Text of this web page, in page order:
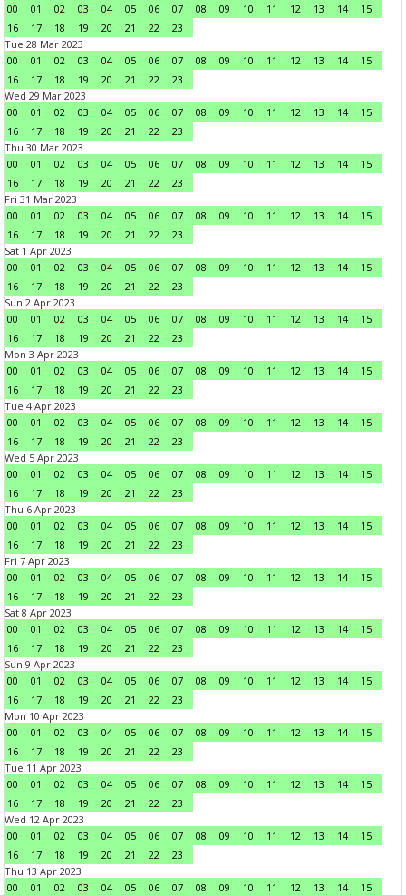
00
01 02 03 04 05 06 07 08 09 10 11 12 13 14
15
16
17 18 19 20 21 22
23
Tue 28 Mar 2023
00
01 02 03 04 05 06 07 08 09 10 11 12 13 14
15
16
17 18 19 20 21 22
23
Wed 29 Mar 2023
00
01 02 03 04 05 06 07 08 09 10 11 12 13 14
15
16
17 18 19 20 21 22
23
Thu 30 Mar 2023
00
01 02 03 04 05 06 07 08 09 10 11 12 13 14
15
16
17 18 19 20 21 22
23
Fri 31 Mar 2023
00
01 02 03 04 05 06 07 08 09 10 11 12 13 14
15
16
17 18 19 20 21 22
23
Sat 1 Apr 2023
00
01 02 03 04 05 06 07 08 09 10 11 12 13 14
15
16
17 18 19 20 21 22
23
Sun 2 Apr 2023
00
01 02 03 04 05 06 07 08 09 10 11 12 13 14
15
16
17 18 19 20 21 22
23
Mon 3 Apr 2023
00
01 02 03 04 05 06 07 08 09 10 11 12 13 14
15
16
17 18 19 20 21 22
23
Tue 4 Apr 2023
00
01 02 03 04 05 06 07 08 09 10 11 12 13 14
15
16
17 18 19 20 21 22
23
Wed 5 Apr 2023
00
01 02 03 04 05 06 07 08 09 10 11 12 13 14
15
16
17 18 19 20 21 22
23
Thu 6 Apr 2023
00
01 02 03 04 05 06 07 08 09 10 11 12 13 14
15
16
17 18 19 20 21 22
23
Fri 7 Apr 2023
00
01 02 03 04 05 06 07 08 09 10 11 12 13 14
15
16
17 18 19 20 21 22
23
Sat 8 Apr 2023
00
01 02 03 04 05 06 07 08 09 10 11 12 13 14
15
16
17 18 19 20 21 22
23
Sun 9 Apr 2023
00
01 02 03 04 05 06 07 08 09 10 11 12 13 14
15
16
17 18 19 20 21 22
23
Mon 10 Apr 2023
00
01 02 03 04 05 06 07 08 09 10 11 12 13 14
15
16
17 18 19 20 21 22
23
Tue 11 Apr 2023
00
01 02 03 04 05 06 07 08 09 10 11 12 13 14
15
16
17 18 19 20 21 22
23
Wed 12 Apr 2023
00
01 02 03 04 05 06 07 08 09 10 11 12 13 14
15
16
17 18 19 20 21 22
23
Thu 13 Apr 2023
00
01 02 03 04 05 06 07 08 09 10 11 12 13 14
15